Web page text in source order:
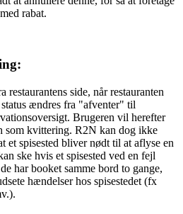
rabat.
restaurantens side, når restauranten
ændres fra "afventer" til
Brugeren vil herefter
som kvittering. R2N kan dog ikke
et spisested bliver nødt til at aflyse en
ske hvis et spisested ved en fejl
har booket samme bord to gange,
hændelser hos spisestedet (fx